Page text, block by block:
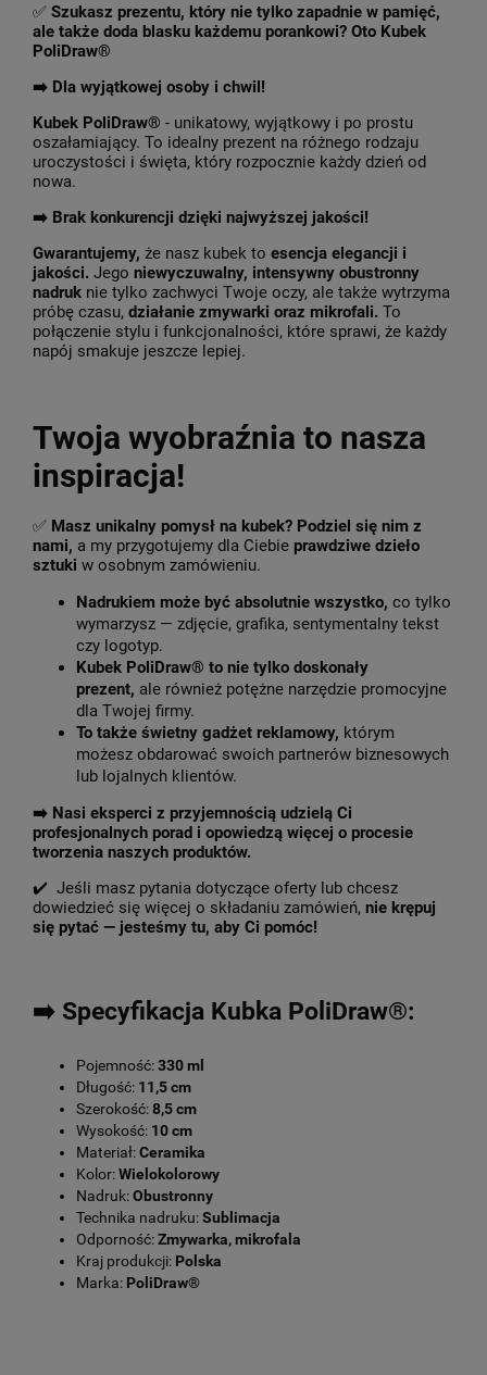
✅ Szukasz prezentu, który nie tylko zapadnie w pamięć,
ale także doda blasku każdemu porankowi? Oto Kubek
PoliDraw®
➡️ Dla wyjątkowej osoby i chwil!
Kubek PoliDraw® - unikatowy, wyjątkowy i po prostu
oszałamiający. To idealny prezent na różnego rodzaju
uroczystości i święta, który rozpocznie każdy dzień od
nowa.
➡️ Brak konkurencji dzięki najwyższej jakości!
Gwarantujemy, że nasz kubek to esencja elegancji i
jakości. Jego niewyczuwalny, intensywny obustronny
nadruk nie tylko zachwyci Twoje oczy, ale także wytrzyma
próbę czasu, działanie zmywarki oraz mikrofali. To
połączenie stylu i funkcjonalności, które sprawi, że każdy
napój smakuje jeszcze lepiej.
Twoja wyobraźnia to nasza
inspiracja!
✅ Masz unikalny pomysł na kubek? Podziel się nim z
nami, a my przygotujemy dla Ciebie prawdziwe dzieło
sztuki w osobnym zamówieniu.
Nadrukiem może być absolutnie wszystko, co tylko
wymarzysz — zdjęcie, grafika, sentymentalny tekst
czy logotyp.
Kubek PoliDraw® to nie tylko doskonały
prezent, ale również potężne narzędzie promocyjne
dla Twojej firmy.
To także świetny gadżet reklamowy, którym
możesz obdarować swoich partnerów biznesowych
lub lojalnych klientów.
➡️ Nasi eksperci z przyjemnością udzielą Ci
profesjonalnych porad i opowiedzą więcej o procesie
tworzenia naszych produktów.
✔️ Jeśli masz pytania dotyczące oferty lub chcesz
dowiedzieć się więcej o składaniu zamówień, nie krępuj
się pytać — jesteśmy tu, aby Ci pomóc!
➡️ Specyfikacja Kubka PoliDraw®:
Pojemność:330 ml
Długość: 11,5 cm
Szerokość:8,5 cm
Wysokość: 10 cm
Materiał:Ceramika
Kolor:Wielokolorowy
Nadruk:Obustronny
Technika nadruku:Sublimacja
Odporność:Zmywarka, mikrofala
Kraj produkcji: Polska
Marka: PoliDraw®